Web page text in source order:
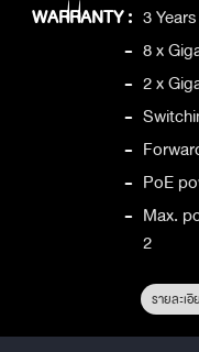
WARRANTY : 3 Years
- 8 x
- 2 x
-
-
- PoE
- Max.
2
รายละเ